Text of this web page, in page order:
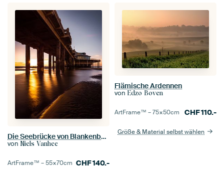
Die Seebrücke von Blankenberge
von Niels Vanhee
ArtFrame™ –55×70cm CHF140.-
Flämische Ardennen
von Edzo Boven
ArtFrame™ –75×50cm CHF110.-
Größe & Material selbst wählen